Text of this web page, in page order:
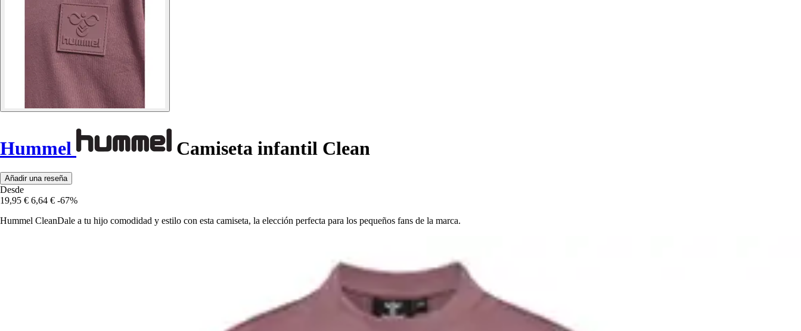
Hummel Camiseta infantil Clean
Añadir una reseña
Desde
19,95 € 6,64 € -67%
Hummel CleanDale a tu hijo comodidad y estilo con esta camiseta, la elección perfecta para los pequeños fans de la marca.